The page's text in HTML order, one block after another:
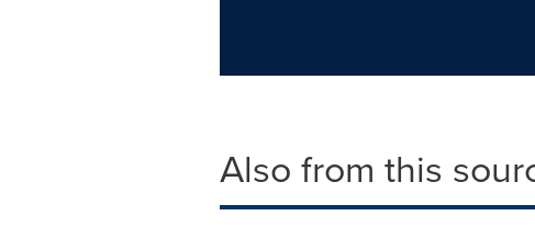
Also from this